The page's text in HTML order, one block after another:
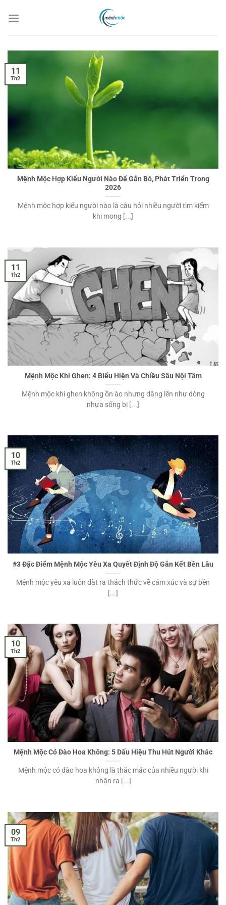
đến
Mệnh Mộc Hợp Kiểu Người Nào Để Gắn Bó, Phát Triển Trong
2026
Mệnh mộc hợp kiểu người nào là câu hỏi nhiều người tìm kiếm
khi mong [...]
11
Th2
Mệnh Mộc Khi Ghen: 4 Biểu Hiện Và Chiều Sâu Nội Tâm
Mệnh mộc khi ghen không ồn ào nhưng dâng lên như dòng
nhựa sống bị [...]
11
Th2
#3 Đặc Điểm Mệnh Mộc Yêu Xa Quyết Định Độ Gắn Kết Bền Lâu
Mệnh mộc yêu xa luôn đặt ra thách thức về cảm xúc và sự bền
[...]
10
Th2
Mệnh Mộc Có Đào Hoa Không: 5 Dấu Hiệu Thu Hút Người Khác
Mệnh mộc có đào hoa không là thắc mắc của nhiều người khi
nhận ra [...]
10
Th2
09
Th2